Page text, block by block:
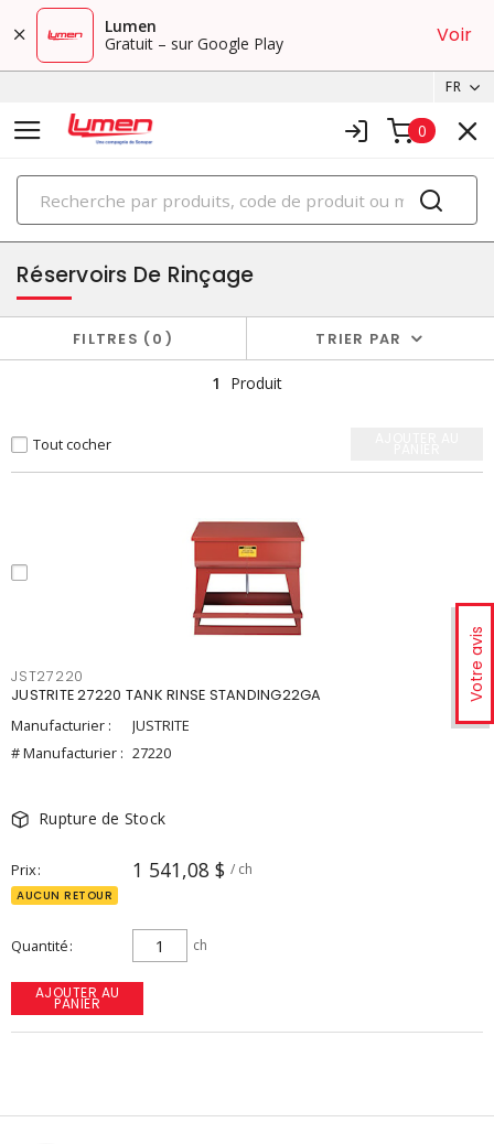
Lumen
Gratuit – sur Google Play
Voir
FR
0
PRODUITS
laveuses de pièces
Votre avis
Réservoirs De Rinçage
FILTRES 0 TRIER PAR
1 Produit
Tout cocher
JST27220
JUSTRITE 27220 TANK RINSE STANDING22GA
Manufacturier :
JUSTRITE
# Manufacturier : 27220
Rupture de Stock
Prix 1 541,08 $ / ch
AUCUN RETOUR
Quantité ch
AJOUTER AU
PANIER